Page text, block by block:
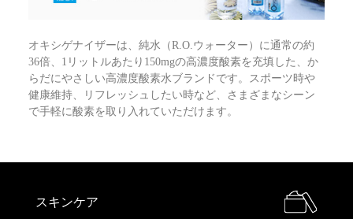
オキシゲナイザーは、純水（R.O.ウォーター）に通常の約
36倍、1リットルあたり150mgの高濃度酸素を充填した、か
らだにやさしい高濃度酸素水ブランドです。スポーツ時や
健康維持、リフレッシュしたい時など、さまざまなシーン
で手軽に酸素を取り入れていただけます。
スキンケア